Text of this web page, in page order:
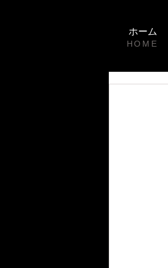
ホーム
HOME